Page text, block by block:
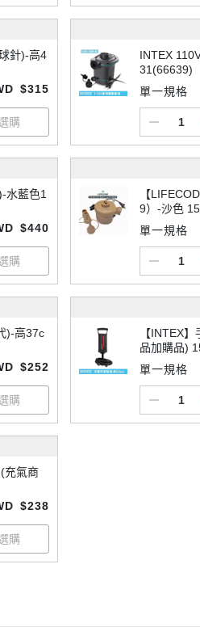
針)-高4
$315
INTEX
31(66639)
單一規格
水藍色1
$440
【
9）-沙色
單一規格
)-高37c
$252
【INTEX
品加購品)
單一規格
充氣商
$238